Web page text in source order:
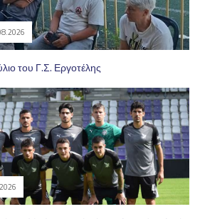
του Γ.Σ. Εργοτέλης